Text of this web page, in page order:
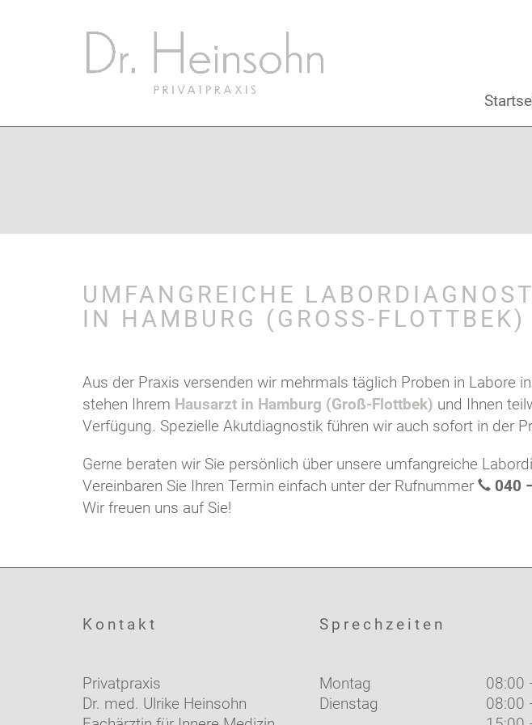
UMFANGREICHE
IN HAMBURG (GROSS-FLOTTBEK)
Aus der Praxis versenden wir mehrmals täglich Proben in Labore
stehen Ihrem Hausarzt in Hamburg (Groß-Flottbek) und Ihnen
Verfügung. Spezielle Akutdiagnostik führen wir auch sofort in der
Gerne beraten wir Sie persönlich über unsere umfangreiche
Vereinbaren Sie Ihren Termin einfach unter der Rufnummer
040
Wir freuen uns auf Sie!
Kontakt
Privatpraxis
Dr. med. Ulrike Heinsohn
Sprechzeiten
Montag
08:00
Dienstag
08:00